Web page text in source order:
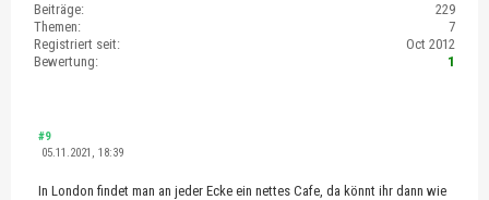
Beiträge:
229
Themen:
7
Registriert seit:
Oct 2012
Bewertung:
1
#9
05.11.2021, 18:39
In London findet man an jeder Ecke ein nettes Cafe, da könnt ihr dann wie